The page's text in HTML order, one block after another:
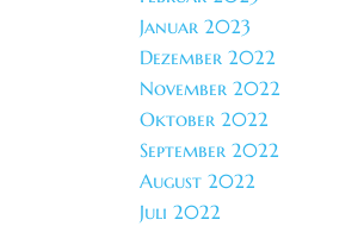
Januar 2023
Dezember 2022
November 2022
Oktober 2022
September 2022
August 2022
Juli 2022